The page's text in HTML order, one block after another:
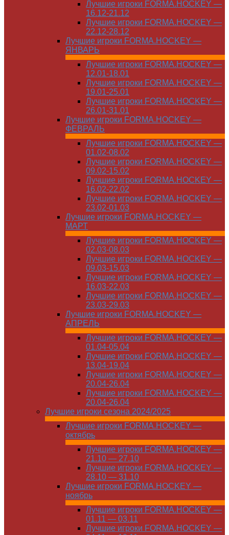
Лучшие игроки FORMA.HOCKEY —
16.12-21.12
Лучшие игроки FORMA.HOCKEY —
22.12-28.12
Лучшие игроки FORMA.HOCKEY —
ЯНВАРЬ
Лучшие игроки FORMA.HOCKEY —
12.01-18.01
Лучшие игроки FORMA.HOCKEY —
19.01-25.01
Лучшие игроки FORMA.HOCKEY —
26.01-31.01
Лучшие игроки FORMA.HOCKEY —
ФЕВРАЛЬ
Лучшие игроки FORMA.HOCKEY —
01.02-08.02
Лучшие игроки FORMA.HOCKEY —
09.02-15.02
Лучшие игроки FORMA.HOCKEY —
16.02-22.02
Лучшие игроки FORMA.HOCKEY —
23.02-01.03
Лучшие игроки FORMA.HOCKEY —
МАРТ
Лучшие игроки FORMA.HOCKEY —
02.03-08.03
Лучшие игроки FORMA.HOCKEY —
09.03-15.03
Лучшие игроки FORMA.HOCKEY —
16.03-22.03
Лучшие игроки FORMA.HOCKEY —
23.03-29.03
Лучшие игроки FORMA.HOCKEY —
АПРЕЛЬ
Лучшие игроки FORMA.HOCKEY —
01.04-05.04
Лучшие игроки FORMA.HOCKEY —
13.04-19.04
Лучшие игроки FORMA.HOCKEY —
20.04-26.04
Лучшие игроки FORMA.HOCKEY —
20.04-26.04
Лучшие игроки сезона 2024/2025
Лучшие игроки FORMA.HOCKEY —
октябрь
Лучшие игроки FORMA.HOCKEY —
21.10 — 27.10
Лучшие игроки FORMA.HOCKEY —
28.10 — 31.10
Лучшие игроки FORMA.HOCKEY —
ноябрь
Лучшие игроки FORMA.HOCKEY —
01.11 — 03.11
Лучшие игроки FORMA.HOCKEY —